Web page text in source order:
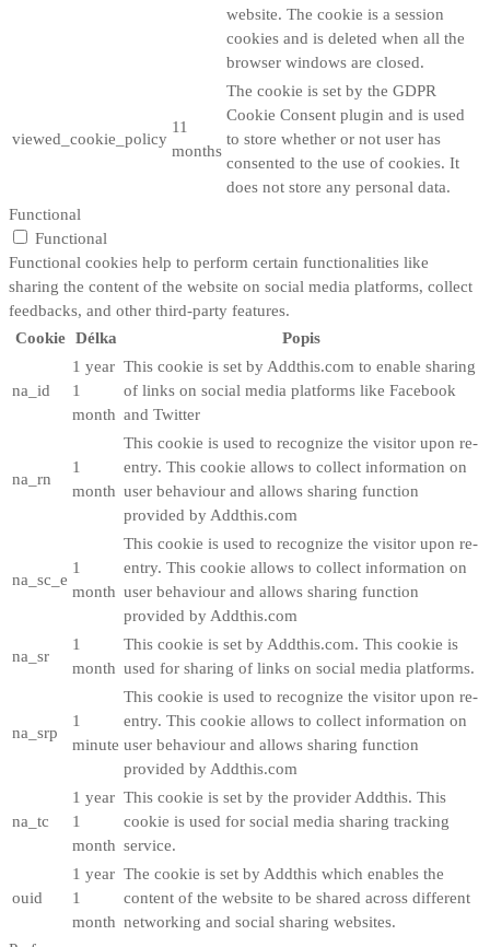
website. The cookie is a session
cookies and is deleted when all the
browser windows are closed.
viewed_cookie_policy
11
months
The cookie is set by the GDPR
Cookie Consent plugin and is used
to store whether or not user has
consented to the use of cookies. It
does not store any personal data.
Functional
Functional
Functional cookies help to perform certain functionalities like
sharing the content of the website on social media platforms, collect
feedbacks, and other third-party features.
Cookie Délka Popis
na_id
1 year
1
month
This cookie is set by Addthis.com to enable sharing
of links on social media platforms like Facebook
and Twitter
na_rn
1
month
This cookie is used to recognize the visitor upon re-
entry. This cookie allows to collect information on
user behaviour and allows sharing function
provided by Addthis.com
na_sc_e
1
month
This cookie is used to recognize the visitor upon re-
entry. This cookie allows to collect information on
user behaviour and allows sharing function
provided by Addthis.com
na_sr
1
month
This cookie is set by Addthis.com. This cookie is
used for sharing of links on social media platforms.
na_srp
1
minute
This cookie is used to recognize the visitor upon re-
entry. This cookie allows to collect information on
user behaviour and allows sharing function
provided by Addthis.com
na_tc
1 year
1
month
This cookie is set by the provider Addthis. This
cookie is used for social media sharing tracking
service.
ouid
1 year
1
month
The cookie is set by Addthis which enables the
content of the website to be shared across different
networking and social sharing websites.